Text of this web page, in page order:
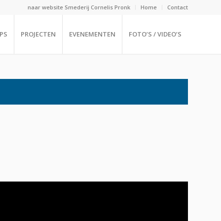
naar website Smederij Cornelis Pronk Home Contact
PROJECTEN EVENEMENTEN FOTO’S / VIDEO’S